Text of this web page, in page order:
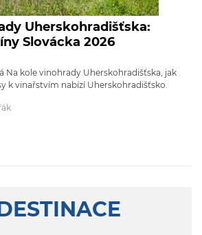
Uherskohradišťska:
Slovácka 2026
Na kole vinohrady Uherskohradišťska, jak
k vinařstvím nabízí Uherskohradišťsko.